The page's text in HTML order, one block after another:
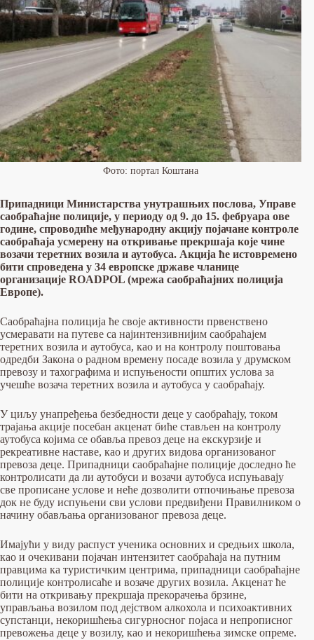
Фото: портал Коштана
Припадници Министарства унутрашњих послова, Управе
саобраћајне полиције, у периоду од 9. до 15. фебруара ове
године, спроводиће међународну акцију појачане контроле
саобраћаја усмерену на откривање прекршаја које чине
возачи теретних возила и аутобуса. Акција ће истовремено
бити спроведена у 34 европске државе чланице
организације ROADPOL (мрежа саобраћајних полиција
Европе).
Саобраћајна полиција ће своје активности првенствено
усмеравати на путеве са најинтензивнијим саобраћајем
теретних возила и аутобуса, као и на контролу поштовања
одредби Закона о радном времену посаде возила у друмском
превозу и тахографима и испуњености општих услова за
учешће возача теретних возила и аутобуса у саобраћају.
У циљу унапређења безбедности деце у саобраћају, током
трајања акције посебан акценат биће стављен на контролу
аутобуса којима се обавља превоз деце на екскурзије и
рекреативне наставе, као и других видова организованог
превоза деце. Припадници саобраћајне полиције доследно ће
контролисати да ли аутобуси и возачи аутобуса испуњавају
све прописане услове и неће дозволити отпочињање превоза
док не буду испуњени сви услови предвиђени Правилником о
начину обављања организованог превоза деце.
Имајући у виду распуст ученика основних и средњих школа,
као и очекивани појачан интензитет саобраћаја на путним
правцима ка туристичким центрима, припадници саобраћајне
полиције контролисаће и возаче других возила. Акценат ће
бити на откривању прекршаја прекорачења брзине,
управљања возилом под дејством алкохола и психоактивних
супстанци, некоришћења сигурносног појаса и непрописног
превожења деце у возилу, као и некоришћења зимске опреме.